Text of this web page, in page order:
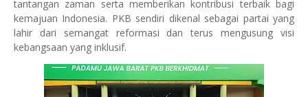
tantangan zaman serta memberikan kontribusi terbaik bagi
kemajuan Indonesia. PKB sendiri dikenal sebagai partai yang
lahir dari semangat reformasi dan terus mengusung visi
kebangsaan yang inklusif.